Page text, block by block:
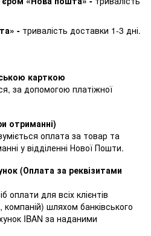
- тривалість доставки 1-3 дні.
карткою
за допомогою платіжної
отриманні)
оплата за товар та
у відділенні Нової Пошти.
(Оплата за реквізитами
оплати для всіх клієнтів
шляхом банківського
IBAN за наданими